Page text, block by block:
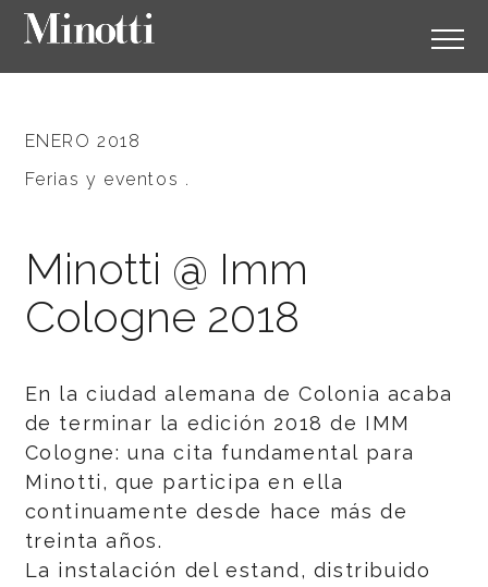
ENERO 2018
Ferias y eventos .
Minotti @ Imm
Cologne 2018
En la ciudad alemana de Colonia acaba
de terminar la edición 2018 de IMM
Cologne: una cita fundamental para
Minotti, que participa en ella
continuamente desde hace más de
treinta años.
La instalación del estand, distribuido